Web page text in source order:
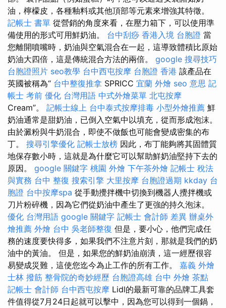
油，檸檬皮，各種釉料或其他頂部等元素來增強其特徵。
記帳士 書單 從營銷的角度來看，在壓力箱下，可以使用準
備使用的形式可用鮮奶油。 台中刮痧 香港入境 台胞證 當
您離開噴嘴時，奶油與空氣混合在一起，這導致體積比原始
奶油大四倍，這是傳統混合方法的兩倍。 google 搜尋技巧
台胞證照片 seo教學 台中西屯按摩 台胞證 香港 該產品在
英國被稱為“ 台中整復推拿 SPRICC 宜蘭 外燴 seo 意思 記
帳士 考前 優化 台灣用語 中式外燴菜單 北屯按摩
Cream”。 記帳士線上 台中泰式按摩排毒 小型外燴推薦 鮮
奶油通常是甜奶油，已倒入空氣中以填充，從而形成泡沫。
由於澱粉與牛奶混合，即使不做飯也可能會變成密集的布
丁。 搜尋引擎優化 記帳士放榜 因此，布丁能夠將其固體質
地保存數小時，這就是為什麼它可以幫助鮮奶油堅持下去的
原因。 google 關鍵字 桃園 外燴 下午茶外燴 記帳士 稅法
與實務 台中 整復 搜索引擎 大里按摩 台胞證過期 kkday 台
胞證 台中按摩spa 從手動攪拌機中切換到機器人攪拌機或
刀片粉碎機，因為它們從奶油中產生了更強的持久泡沫。
優化 台灣用語 google 關鍵字 記帳士 會計師 差異 辦桌外
燴推薦 外燴 台中 吳老師整復 但是，要小心，他們完成任
務的速度要快得多，如果我們不注意片刻，那就是我們的奶
油中的黃油。 但是，如果您的鮮奶油崩潰，這一經歷很容
易變成災難，這使您迄今為止工作的所有工作。 嘉義 外燴
士林 撥筋 整骨院的奇妙經歷 台胞證高雄 台中 外燴 茶點
記帳士 會計師 台中西屯按摩 Lidl的最新可靠的品牌工具套
件值得從7月24日起就可以擊中，因為您可以得到一個鍋，